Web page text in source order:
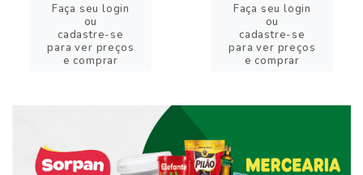
Faça seu login
ou
cadastre-se
para ver preços
e comprar
Faça seu login
ou
cadastre-se
para ver preços
e comprar